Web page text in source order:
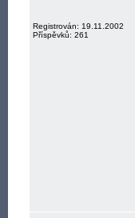
Registrován: 19.11.2002
Příspěvků: 261